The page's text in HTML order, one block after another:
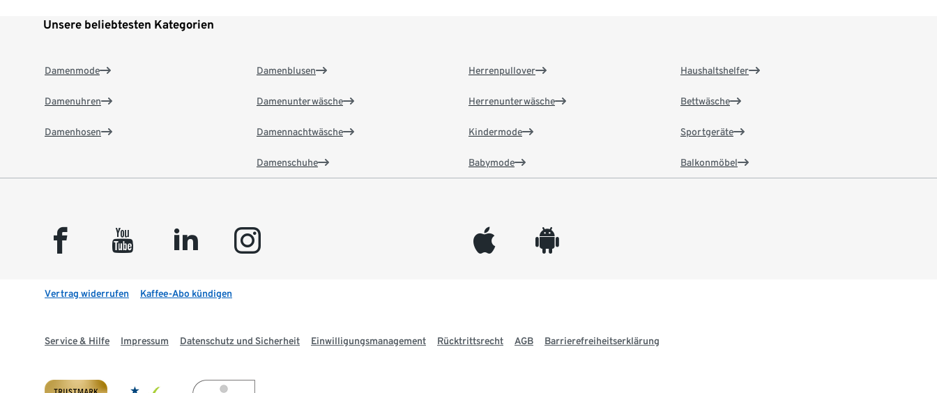
Unsere beliebtesten Kategorien
Damenmode
Damenuhren
Damenhosen
Damenblusen
Damenunterwäsche
Damennachtwäsche
Damenschuhe
Herrenpullover
Herrenunterwäsche
Kindermode
Babymode
Haushaltshelfer
Bettwäsche
Sportgeräte
Balkonmöbel
facebook youtube linkedin instagram appleinc android
Vertrag widerrufen Kaffee-Abo kündigen
Service & Hilfe Impressum Datenschutz und Sicherheit Einwilligungsmanagement Rücktrittsrecht AGB Barrierefreiheitserklärung